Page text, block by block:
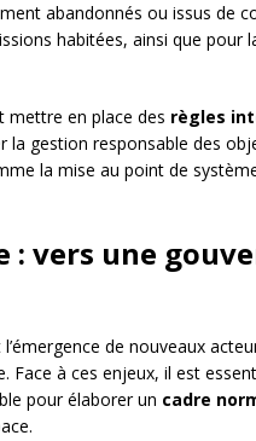
abandonnés ou issus de
habitées, ainsi que pour
mettre en place des règles
gestion responsable des
la mise au point de
: vers une
de nouveaux
Face à ces enjeux, il est
pour élaborer un cadre